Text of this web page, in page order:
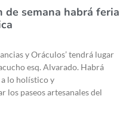
de semana habrá feria
y Oráculos’ tendrá lugar
esq. Alvarado. Habrá
lo holístico y
los paseos artesanales del